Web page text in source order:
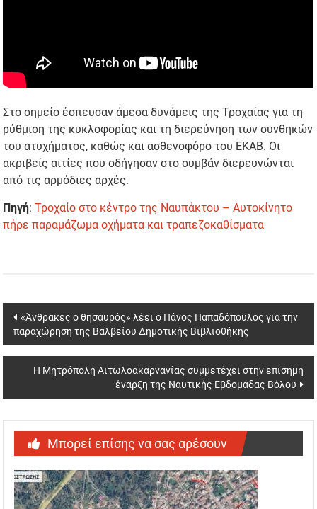
Στο σημείο έσπευσαν άμεσα δυνάμεις της Τροχαίας για τη
ρύθμιση της κυκλοφορίας και τη διερεύνηση των συνθηκών
του ατυχήματος, καθώς και ασθενοφόρο του ΕΚΑΒ. Οι
ακριβείς αιτίες που οδήγησαν στο συμβάν διερευνώνται
από τις αρμόδιες αρχές.
Πηγή:Τροχαίο στο κέντρο της Ναυπάκτου – Αυτοκίνητο
πήρε παραμάζωμα οχήματα και τραπεζοκαθίσματα
Post
navigation
«Άνθρακες ο θησαυρός» λέει ο Πάνος Παπαδόπουλος για την
παραχώρηση της Βαλβείου Δημοτικής Βιβλιοθήκης
Η Μητρόπολη Αιτωλοακαρνανίας συμμετέχει στην επίσημη
έναρξη της Ναυτικής Εβδομάδας Βόλου
Μπορεί επίσης να σας αρέσουν